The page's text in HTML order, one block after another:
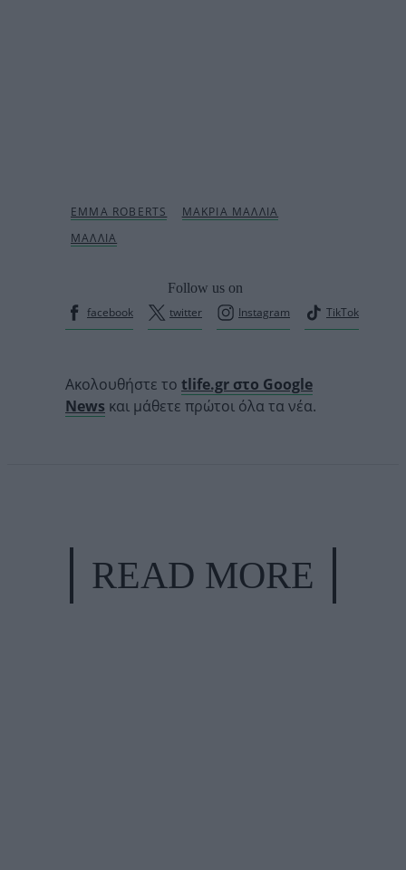
Follow us on
facebook
twitter Instagram TikTok
Ακολουθήστε το tlife.gr στο Google
News και μάθετε πρώτοι όλα τα νέα.
READ MORE